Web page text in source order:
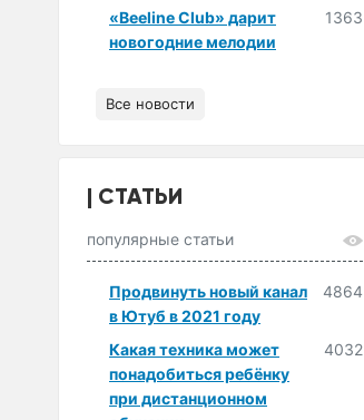
«Beeline Club» дарит
новогодние мелодии
1363
Все новости
СТАТЬИ
популярные статьи
Продвинуть новый канал
в Ютуб в 2021 году
4864
Какая техника может
понадобиться ребёнку
при дистанционном
4032